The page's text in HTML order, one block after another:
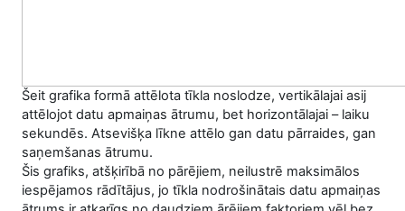
Šeit grafika formā attēlota tīkla noslodze, vertikālajai asij
attēlojot datu apmaiņas ātrumu, bet horizontālajai – laiku
sekundēs. Atsevišķa līkne attēlo gan datu pārraides, gan
saņemšanas ātrumu.
Šis grafiks, atšķirībā no pārējiem, neilustrē maksimālos
iespējamos rādītājus, jo tīkla nodrošinātais datu apmaiņas